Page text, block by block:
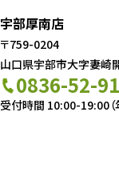
宇部厚南店
〒759-0204
山口県宇部市大字妻崎
0836-52-
受付時間 10:00-19:00（